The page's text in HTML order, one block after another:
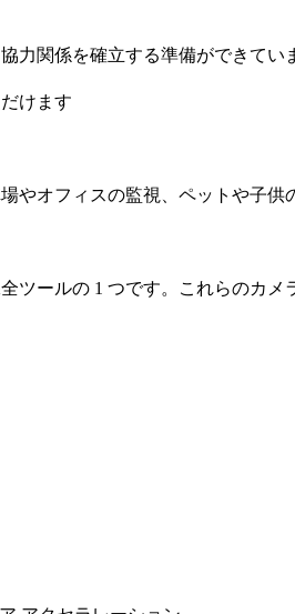
力関係を確立する準備ができてい
けます
やオフィスの監視、ペットや子
ールの 1 つです。これらのカ